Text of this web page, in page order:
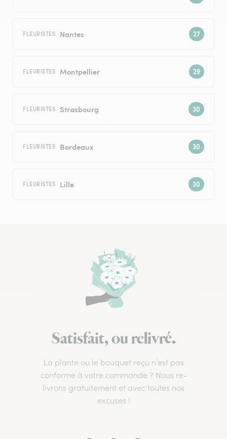
FLEURISTES Nantes
FLEURISTES Montpellier
FLEURISTES Strasbourg
FLEURISTES Bordeaux
FLEURISTES Lille
Satisfait, ou relivré.
La plante ou le bouquet reçu n’est pas
conforme à votre commande ? Nous re-
livrons gratuitement et avec toutes nos
excuses !